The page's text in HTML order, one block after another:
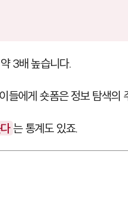
3배 높습니다.
들에게 숏폼은 정보 탐색의
는 통계도 있죠.